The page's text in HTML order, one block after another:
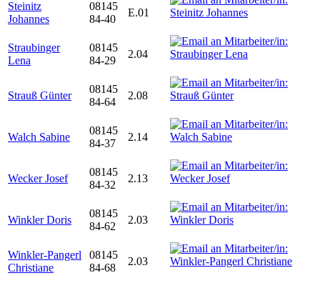
Steinitz
Johannes
08145
84-40
E.01
Straubinger
Lena
08145
84-29
2.04
Strauß Günter
08145
84-64
2.08
Walch Sabine
08145
84-37
2.14
Wecker Josef
08145
84-32
2.13
Winkler Doris
08145
84-62
2.03
Winkler-Pangerl
Christiane
08145
84-68
2.03